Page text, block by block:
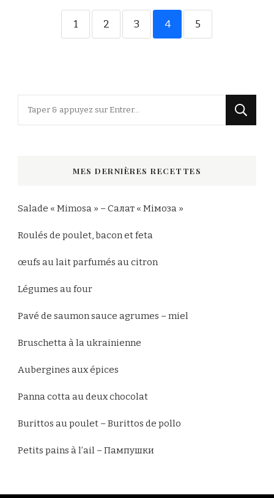
1 2 3 4 5
MES DERNIÈRES RECETTES
Salade « Mimosa » – Салат « Мімоза »
Roulés de poulet, bacon et feta
œufs au lait parfumés au citron
Légumes au four
Pavé de saumon sauce agrumes – miel
Bruschetta à la ukrainienne
Aubergines aux épices
Panna cotta au deux chocolat
Burittos au poulet – Burittos de pollo
Petits pains à l’ail – Пампушки